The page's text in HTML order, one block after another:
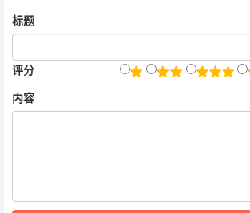
标题
评分
内容